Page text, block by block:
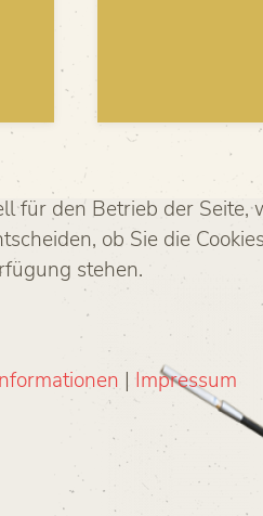
für den Betrieb der
ob Sie die
stehen.
| Impressum